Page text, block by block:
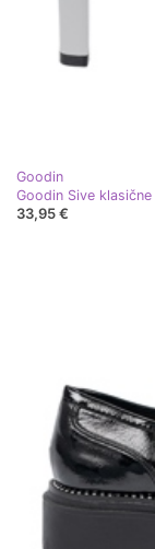
Goodin
Goodin Sive
33,95 €